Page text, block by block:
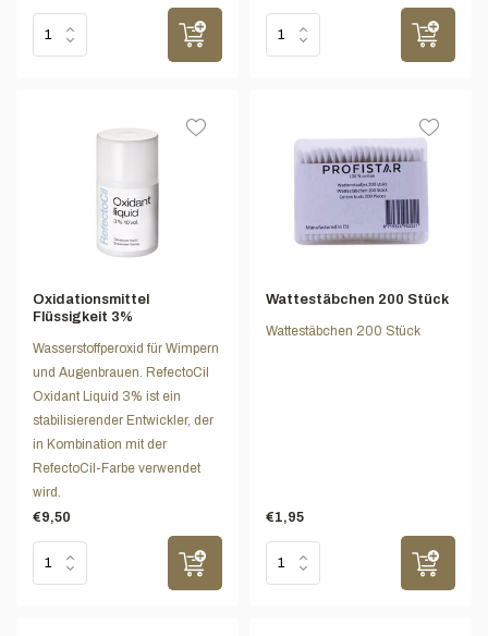
Oxidationsmittel
Flüssigkeit 3%
Wasserstoffperoxid für Wimpern
und Augenbrauen. RefectoCil
Oxidant Liquid 3% ist ein
stabilisierender Entwickler, der
in Kombination mit der
RefectoCil-Farbe verwendet
wird.
€9,50
Wattestäbchen 200 Stück
Wattestäbchen 200 Stück
€1,95